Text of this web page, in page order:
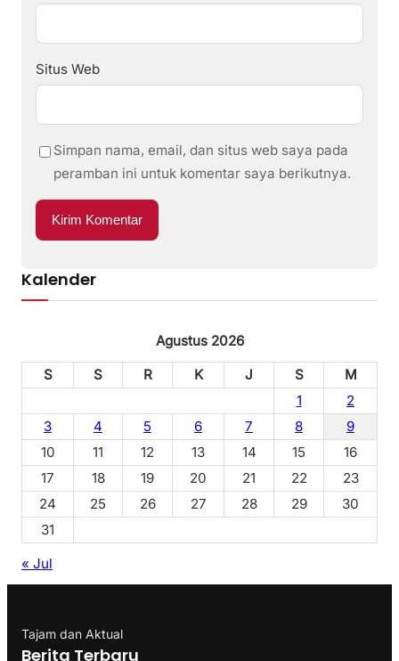
Situs Web
Simpan nama, email, dan situs web saya pada
peramban ini untuk komentar saya berikutnya.
Kalender
Agustus 2026
S
S R K J S
M
1
2
3
4 5 6 7 8
9
10
11 12 13 14 15
16
17
18 19 20 21 22
23
24
25 26 27 28 29
30
31
« Jul
Tajam dan Aktual
Berita Terbaru